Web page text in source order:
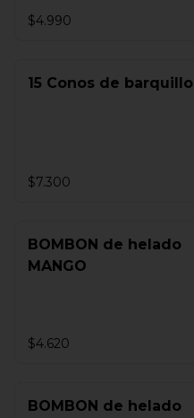
$4.990
15 Conos de barquillo
$7.300
BOMBON de helado
MANGO
$4.620
BOMBON de helado